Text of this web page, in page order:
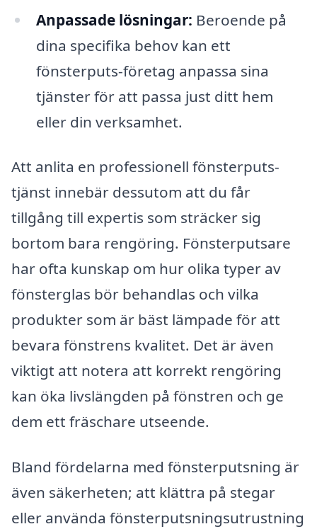
Anpassade lösningar: Beroende på
dina specifika behov kan ett
fönsterputs-företag anpassa sina
tjänster för att passa just ditt hem
eller din verksamhet.
Att anlita en professionell fönsterputs-
tjänst innebär dessutom att du får
tillgång till expertis som sträcker sig
bortom bara rengöring. Fönsterputsare
har ofta kunskap om hur olika typer av
fönsterglas bör behandlas och vilka
produkter som är bäst lämpade för att
bevara fönstrens kvalitet. Det är även
viktigt att notera att korrekt rengöring
kan öka livslängden på fönstren och ge
dem ett fräschare utseende.
Bland fördelarna med fönsterputsning är
även säkerheten; att klättra på stegar
eller använda fönsterputsningsutrustning